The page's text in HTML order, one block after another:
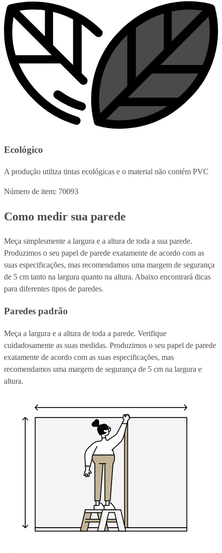
Ecológico
A produção utiliza tintas ecológicas e o material não contém PVC
Número de item: 70093
Como medir sua parede
Meça simplesmente a largura e a altura de toda a sua parede.
Produzimos o seu papel de parede exatamente de acordo com as
suas especificações, mas recomendamos uma margem de segurança
de 5 cm tanto na largura quanto na altura. Abaixo encontrará dicas
para diferentes tipos de paredes.
Paredes padrão
Meça a largura e a altura de toda a parede. Verifique
cuidadosamente as suas medidas. Produzimos o seu papel de parede
exatamente de acordo com as suas especificações, mas
recomendamos uma margem de segurança de 5 cm na largura e
altura.